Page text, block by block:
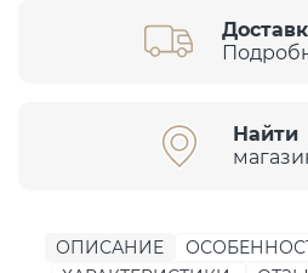
Найти
ОПИСАНИЕ